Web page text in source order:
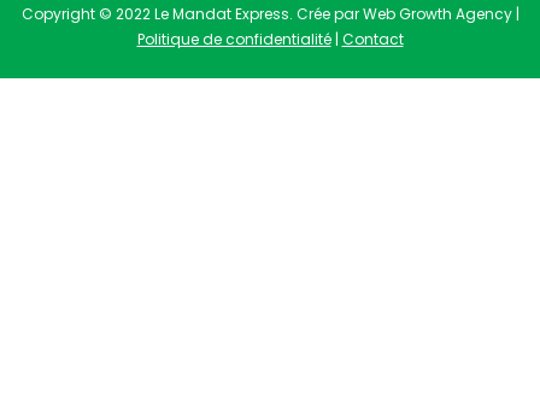
Copyright © 2022 Le Mandat Express. Crée par Web Growth Agency |
Politique de confidentialité| Contact